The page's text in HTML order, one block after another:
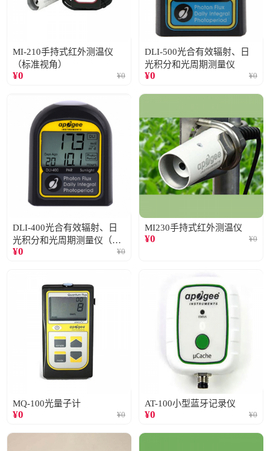
MI-210手持式红外测温仪
（标准视角）
¥0 ¥0
DLI-500光合有效辐射、日
光积分和光周期测量仪
¥0 ¥0
DLI-400光合有效辐射、日
光积分和光周期测量仪（仅
阳光）
¥0 ¥0
MI230手持式红外测温仪
¥0 ¥0
MQ-100光量子计
¥0 ¥0
AT-100小型蓝牙记录仪
¥0 ¥0